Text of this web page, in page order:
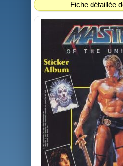
Fiche détaillée